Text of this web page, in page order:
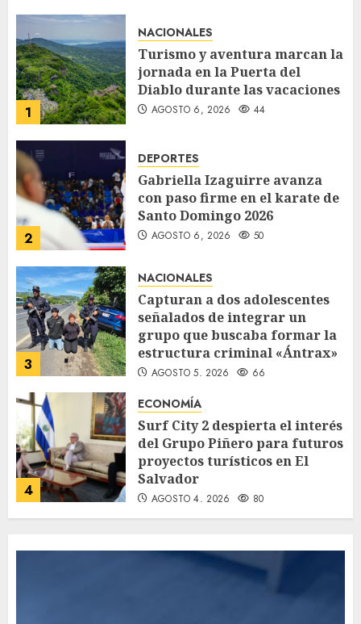
1
NACIONALES
Turismo y aventura marcan la
jornada en la Puerta del
Diablo durante las vacaciones
AGOSTO 6, 2026 44
2
DEPORTES
Gabriella Izaguirre avanza
con paso firme en el karate de
Santo Domingo 2026
AGOSTO 6, 2026 50
3
NACIONALES
Capturan a dos adolescentes
señalados de integrar un
grupo que buscaba formar la
estructura criminal «Ántrax»
AGOSTO 5, 2026 66
4
ECONOMÍA
Surf City 2 despierta el interés
del Grupo Piñero para futuros
proyectos turísticos en El
Salvador
AGOSTO 4, 2026 80